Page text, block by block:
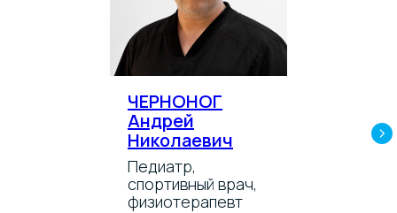
ЧЕРНОНОГ
Андрей
Николаевич
Педиатр,
спортивный врач,
физиотерапевт